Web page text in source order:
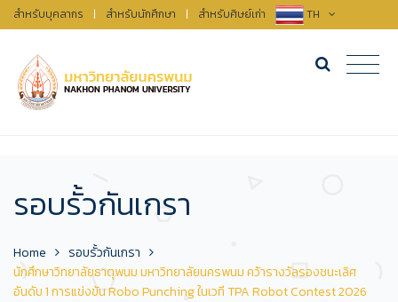
สำหรับบุคลากร | สำหรับนักศึกษา | สำหรับศิษย์เก่า TH
รอบรั้วกันเกรา
Home
รอบรั้วกันเกรา
นักศึกษาวิทยาลัยธาตุพนม มหาวิทยาลัยนครพนม คว้ารางวัลรองชนะเลิศ
อันดับ 1 การแข่งขัน Robo Punching ในเวที TPA Robot Contest 2026